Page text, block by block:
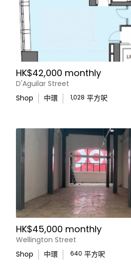
HK$42,000 monthly
D'Aguilar Street
Shop
中環 1,028 平方呎
HK$45,000 monthly
Wellington Street
Shop
中環 640 平方呎